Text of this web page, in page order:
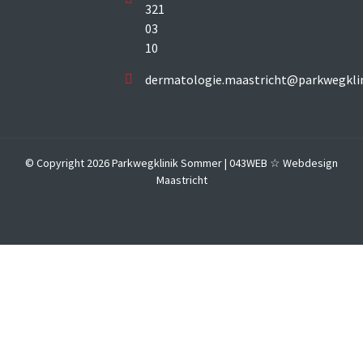
321
03
10
© Copyright 2026 Parkwegklinik Sommer | 043WEB ☆ Webdesign
Maastricht